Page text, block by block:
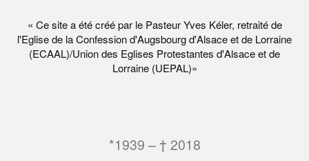
« Ce site a été créé par le Pasteur Yves Kéler, retraité de
l'Eglise de la Confession d'Augsbourg d'Alsace et de Lorraine
(ECAAL)/Union des Eglises Protestantes d'Alsace et de
Lorraine (UEPAL)»
*1939 – † 2018